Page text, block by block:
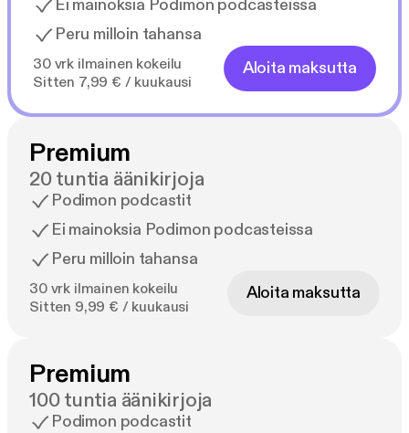
Ei mainoksia Podimon podcasteissa
Peru milloin tahansa
30 vrk ilmainen kokeilu
Sitten 7,99 € / kuukausi
Aloita maksutta
Premium
20 tuntia äänikirjoja
Podimon podcastit
Ei mainoksia Podimon podcasteissa
Peru milloin tahansa
30 vrk ilmainen kokeilu
Sitten 9,99 € / kuukausi
Aloita maksutta
Premium
100 tuntia äänikirjoja
Podimon podcastit